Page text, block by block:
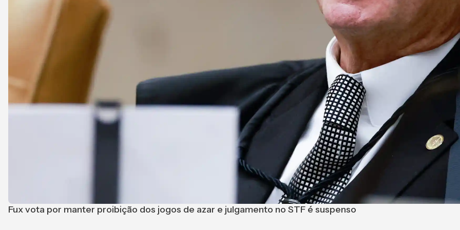
Fux vota por manter proibição dos jogos de azar e julgamento no STF é suspenso